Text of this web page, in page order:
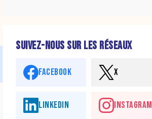
SUIVEZ-NOUS SUR LES RÉSEAUX
FACEBOOK X
LINKEDIN INSTAGRAM